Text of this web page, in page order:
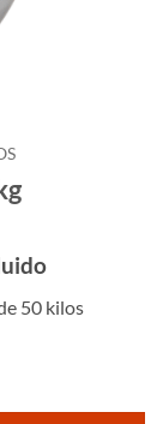
50 kilos